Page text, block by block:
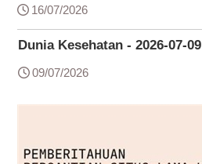
16/07/2026
Dunia Kesehatan - 2026-07-09
09/07/2026